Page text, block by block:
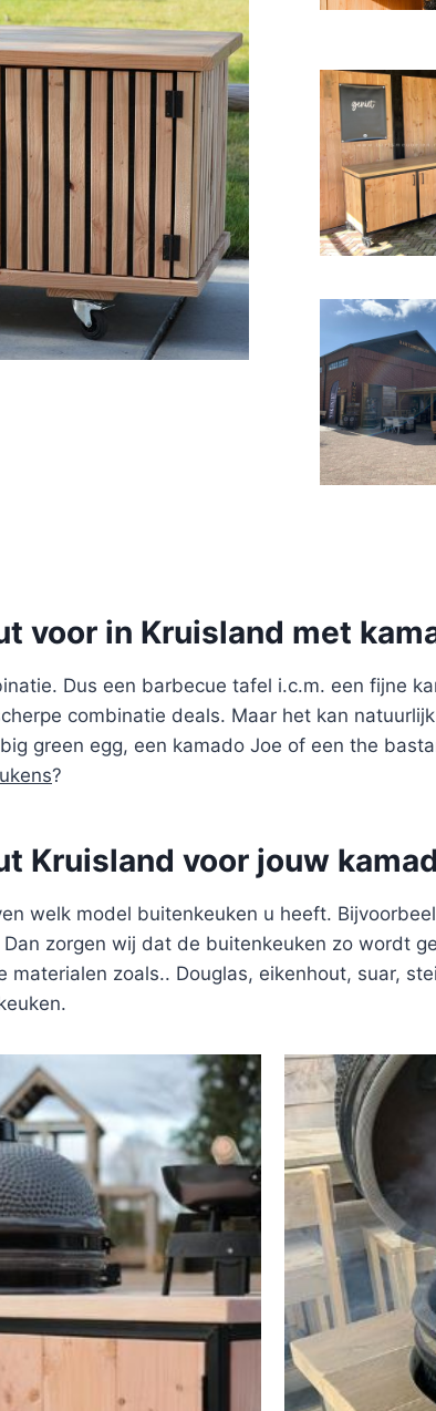
voor in Kruisland met
Dus een barbecue tafel i.c.m. een fijne
combinatie deals. Maar het kan
green egg, een kamado Joe of een the
?
Kruisland voor jouw
welk model buitenkeuken u heeft.
zorgen wij dat de buitenkeuken zo wordt
materialen zoals.. Douglas, eikenhout, suar,